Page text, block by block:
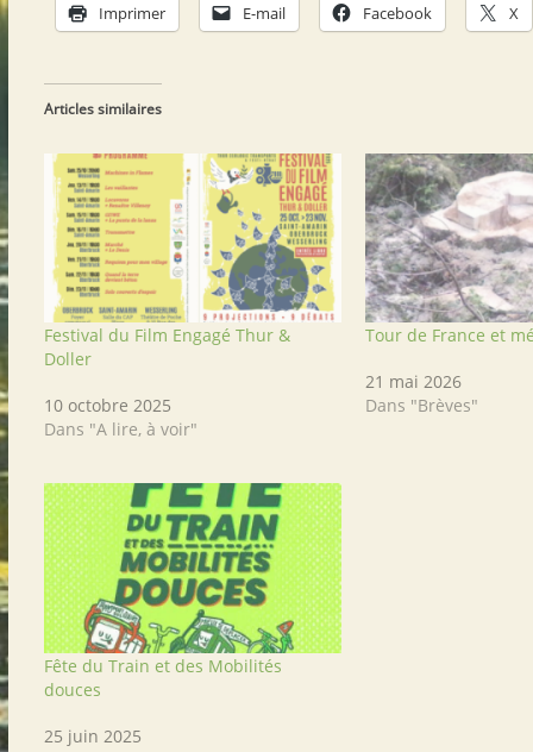
Imprimer E-mail Facebook X
Articles similaires
Festival du Film Engagé Thur &
Doller
10 octobre 2025
Dans "A lire, à voir"
Tour de France et
21 mai 2026
Dans "Brèves"
Fête du Train et des Mobilités
douces
25 juin 2025